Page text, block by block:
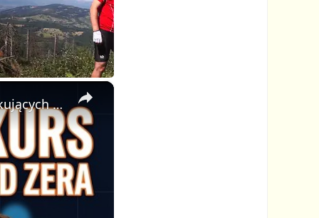
×
🎓 Jak Stworzyć Kurs Online od Zera — Pełny Tutorial dla Początkujących (Rejestracji do Publikacji)